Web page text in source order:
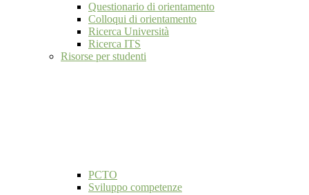
Questionario di orientamento
Colloqui di orientamento
Ricerca Università
Ricerca ITS
Risorse per studenti
PCTO
Sviluppo competenze